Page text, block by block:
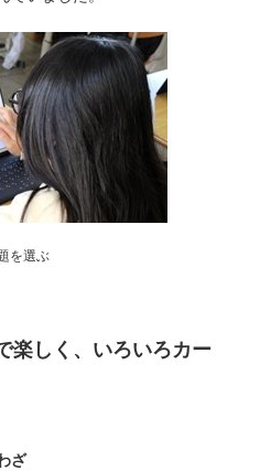
を選ぶ
楽しく、いろいろカー
ざ